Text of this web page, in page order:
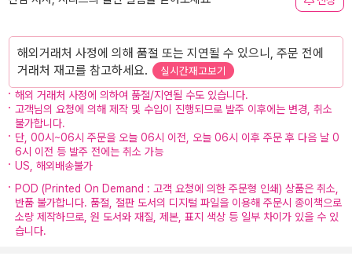
해외거래처 사정에 의해 품절 또는 지연될 수 있으니, 주문 전에
거래처 재고를 참고하세요.
실시간재고보기
해외 거래처 사정에 의하여 품절/지연될 수도 있습니다.
고객님의 요청에 의해 제작 및 수입이 진행되므로 발주 이후에는 변경, 취소
불가합니다.
단, 00시~06시 주문을 오늘 06시 이전, 오늘 06시 이후 주문 후 다음 날 0
6시 이전 등 발주 전에는 취소 가능
US, 해외배송불가
POD (Printed On Demand : 고객 요청에 의한 주문형 인쇄) 상품은 취소,
반품 불가합니다. 품절, 절판 도서의 디지털 파일을 이용해 주문시 종이책으로
소량 제작하므로, 원 도서와 재질, 제본, 표지 색상 등 일부 차이가 있을 수 있
습니다.